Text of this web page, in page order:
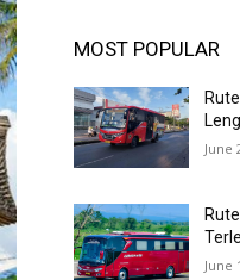
MOST POPULAR
June
June